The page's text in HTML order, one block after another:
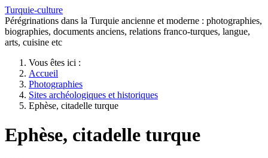
Turquie-culture
Pérégrinations dans la Turquie ancienne et moderne : photographies,
biographies, documents anciens, relations franco-turques, langue,
arts, cuisine etc
Vous êtes ici :
Accueil
Photographies
Sites archéologiques et historiques
Ephèse, citadelle turque
Ephèse, citadelle turque